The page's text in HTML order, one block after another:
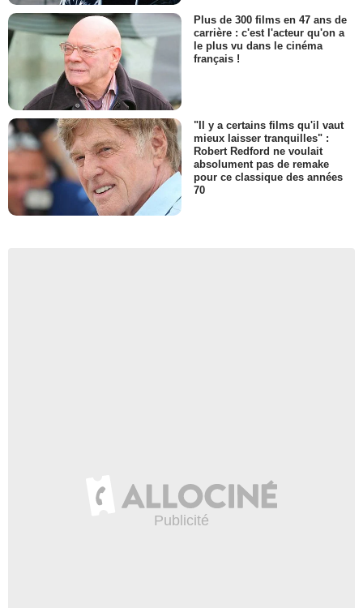
Plus de 300 films en 47 ans de
carrière : c'est l'acteur qu'on a
le plus vu dans le cinéma
français !
"Il y a certains films qu'il vaut
mieux laisser tranquilles" :
Robert Redford ne voulait
absolument pas de remake
pour ce classique des années
70